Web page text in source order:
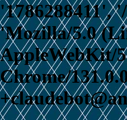
'1786288411',
'Mozilla/5.0
AppleWebKit/
Chrome/